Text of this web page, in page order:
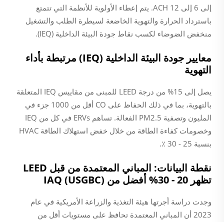
إلى 6 إلى 12 ACH. يتم إعطاء الأولوية للأنظمة التي تتمتع
باسترداد الحرارة والتهوية الخاضعة لسيطرة الطلب والتشغيل
منخفض الضوضاء لكسب نقاط جودة البيئة الداخلية (IEQ).
معايير جودة البيئة الداخلية (IEQ) مرتبطة بأداء
التهوية
يصل إلى 15% من درجة LEED للمبنى من مقاييس IEQ المتعلقة
بالتهوية، بما في ذلك الحفاظ على CO أقل من 1000 جزء في
المليون وتصفية PM2.5 الفعالة. تساهم ERVs في كل من IEQ
وخصومات كفاءة الطاقة من خلال خفض استهلاك الطاقة HVAC
بنسبة 25 - 30 ٪.
نقطة البيانات: المباني المعتمدة من قبل LEED
تظهر 20 - 30% أفضل من IAQ (USGBC)
وجدت دراسة أجرتها هيئة التغذية والزراعة الأمريكية في عام
2023 أن المباني المعتمدة تحافظ على مستويات أقل من